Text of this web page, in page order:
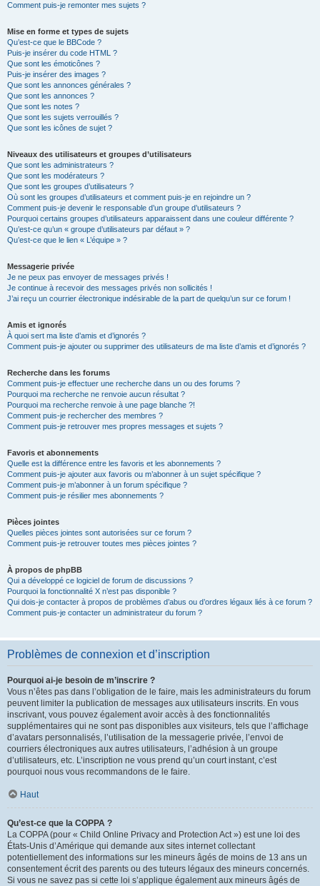
Comment puis-je remonter mes sujets ?
Mise en forme et types de sujets
Qu’est-ce que le BBCode ?
Puis-je insérer du code HTML ?
Que sont les émoticônes ?
Puis-je insérer des images ?
Que sont les annonces générales ?
Que sont les annonces ?
Que sont les notes ?
Que sont les sujets verrouillés ?
Que sont les icônes de sujet ?
Niveaux des utilisateurs et groupes d’utilisateurs
Que sont les administrateurs ?
Que sont les modérateurs ?
Que sont les groupes d’utilisateurs ?
Où sont les groupes d’utilisateurs et comment puis-je en rejoindre un ?
Comment puis-je devenir le responsable d’un groupe d’utilisateurs ?
Pourquoi certains groupes d’utilisateurs apparaissent dans une couleur différente ?
Qu’est-ce qu’un « groupe d’utilisateurs par défaut » ?
Qu’est-ce que le lien « L’équipe » ?
Messagerie privée
Je ne peux pas envoyer de messages privés !
Je continue à recevoir des messages privés non sollicités !
J’ai reçu un courrier électronique indésirable de la part de quelqu’un sur ce forum !
Amis et ignorés
À quoi sert ma liste d’amis et d’ignorés ?
Comment puis-je ajouter ou supprimer des utilisateurs de ma liste d’amis et d’ignorés ?
Recherche dans les forums
Comment puis-je effectuer une recherche dans un ou des forums ?
Pourquoi ma recherche ne renvoie aucun résultat ?
Pourquoi ma recherche renvoie à une page blanche ?!
Comment puis-je rechercher des membres ?
Comment puis-je retrouver mes propres messages et sujets ?
Favoris et abonnements
Quelle est la différence entre les favoris et les abonnements ?
Comment puis-je ajouter aux favoris ou m’abonner à un sujet spécifique ?
Comment puis-je m’abonner à un forum spécifique ?
Comment puis-je résilier mes abonnements ?
Pièces jointes
Quelles pièces jointes sont autorisées sur ce forum ?
Comment puis-je retrouver toutes mes pièces jointes ?
À propos de phpBB
Qui a développé ce logiciel de forum de discussions ?
Pourquoi la fonctionnalité X n’est pas disponible ?
Qui dois-je contacter à propos de problèmes d’abus ou d’ordres légaux liés à ce forum ?
Comment puis-je contacter un administrateur du forum ?
Problèmes de connexion et d’inscription
Pourquoi ai-je besoin de m’inscrire ?
Vous n’êtes pas dans l’obligation de le faire, mais les administrateurs du forum
peuvent limiter la publication de messages aux utilisateurs inscrits. En vous
inscrivant, vous pouvez également avoir accès à des fonctionnalités
supplémentaires qui ne sont pas disponibles aux visiteurs, tels que l’affichage
d’avatars personnalisés, l’utilisation de la messagerie privée, l’envoi de
courriers électroniques aux autres utilisateurs, l’adhésion à un groupe
d’utilisateurs, etc. L’inscription ne vous prend qu’un court instant, c’est
pourquoi nous vous recommandons de le faire.
Haut
Qu’est-ce que la COPPA ?
La COPPA (pour « Child Online Privacy and Protection Act ») est une loi des
États-Unis d’Amérique qui demande aux sites internet collectant
potentiellement des informations sur les mineurs âgés de moins de 13 ans un
consentement écrit des parents ou des tuteurs légaux des mineurs concernés.
Si vous ne savez pas si cette loi s’applique également aux mineurs âgés de